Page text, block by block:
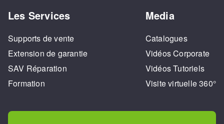
Les Services
Supports de vente
Extension de garantie
SAV Réparation
Formation
Media
Catalogues
Vidéos Corporate
Vidéos Tutoriels
Visite virtuelle 360°